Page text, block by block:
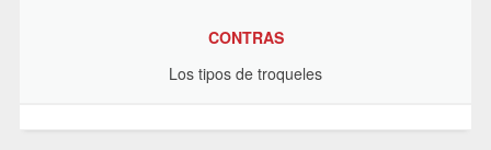
CONTRAS
Los tipos de troqueles